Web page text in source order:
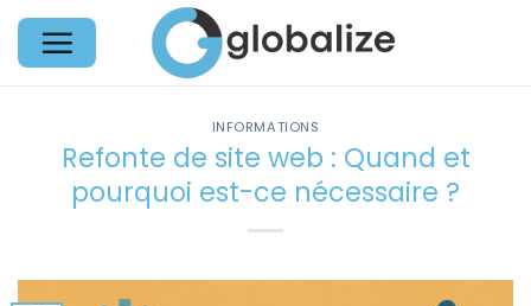
Passer
contenu
INFORMATIONS
Refonte de site web : Quand et
pourquoi est-ce nécessaire ?